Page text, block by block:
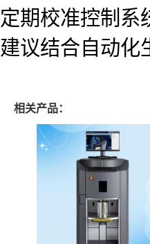
定期校准控制系
建议结合自动化
相关产品：